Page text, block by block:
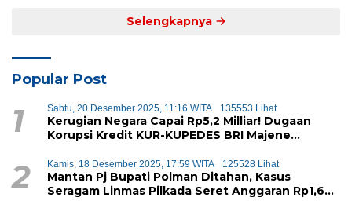
Selengkapnya
Popular Post
1 Sabtu, 20 Desember 2025, 11:16 WITA 135553 Lihat
Kerugian Negara Capai Rp5,2 Milliar! Dugaan
Korupsi Kredit KUR-KUPEDES BRI Majene
2 Kamis, 18 Desember 2025, 17:59 WITA 125528 Lihat
Mantan Pj Bupati Polman Ditahan, Kasus
Seragam Linmas Pilkada Seret Anggaran Rp1,6